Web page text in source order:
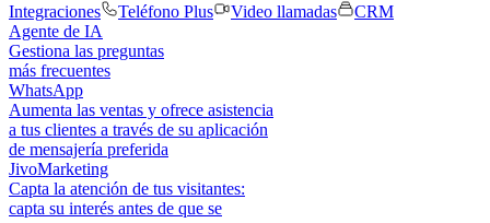
Integraciones
Teléfono Plus Video llamadas
CRM
Agente de IA
Gestiona las preguntas
más frecuentes
WhatsApp
Aumenta las ventas y ofrece asistencia
a tus clientes a través de su aplicación
de mensajería preferida
JivoMarketing
Capta la atención de tus visitantes:
capta su interés antes de que se